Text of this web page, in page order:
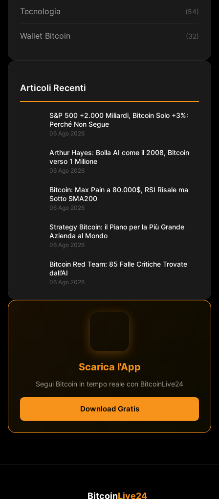
Tecnologia (54)
Wallet Bitcoin (32)
Articoli Recenti
S&P 500 +2.000 Miliardi, Bitcoin Solo +3%:
Perché Non Segue
06 Ago 2026
Arthur Hayes: Bolla AI come il 2008, Bitcoin
verso 1 Milione
06 Ago 2026
Bitcoin: Max Pain a 80.000$, RSI Risale ma
Sotto SMA200
06 Ago 2026
Strategy Bitcoin: il Piano per la Più Grande
Azienda al Mondo
06 Ago 2026
Bitcoin Red Team: 85 Falle Critiche Trovate
dall’AI
06 Ago 2026
Scarica l'App
Segui Bitcoin in tempo reale con BitcoinLive24
Download Gratis
BitcoinLive24